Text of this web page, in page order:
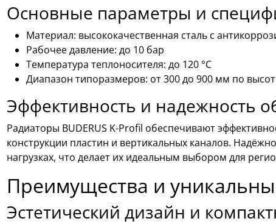
Основные параметры и
Материал: высококачественная сталь с
Рабочее давление: до 10 бар
Температура теплоносителя: до 120 °C
Диапазон типоразмеров: от 300 до 900 мм по
Эффективность и надежность
Радиаторы BUDERUS K-Profil обеспечивают
конструкции пластин и вертикальных каналов.
нагрузках, что делает их идеальным выбором для
Преимущества и
Эстетический дизайн и